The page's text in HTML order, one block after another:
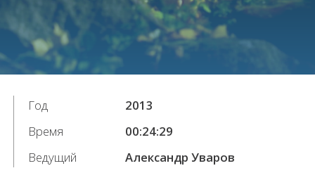
Год
2013
Время
00:24:29
Ведущий
Александр Уваров